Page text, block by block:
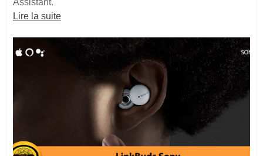
Assistant.
Lire la suite